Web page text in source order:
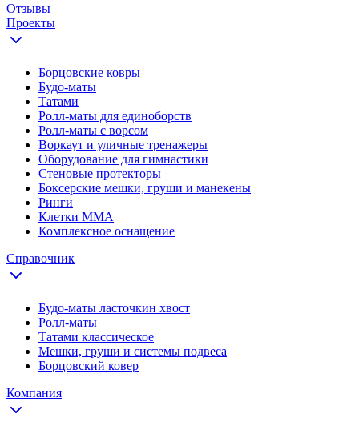
Отзывы
Проекты
Борцовские ковры
Будо-маты
Татами
Ролл-маты для единоборств
Ролл-маты с ворсом
Воркаут и уличные тренажеры
Оборудование для гимнастики
Стеновые протекторы
Боксерские мешки, груши и манекены
Ринги
Клетки ММА
Комплексное оснащение
Справочник
Будо-маты ласточкин хвост
Ролл-маты
Татами классическое
Мешки, груши и системы подвеса
Борцовский ковер
Компания